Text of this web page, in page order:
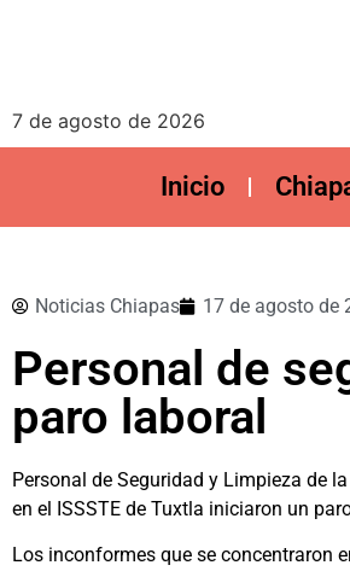
7 de agosto de 2026
Inicio
Noticias Chiapas 17 de agosto de
Personal de
paro laboral
Personal de Seguridad y Limpieza de
en el ISSSTE de Tuxtla iniciaron un
Los inconformes que se concentraron